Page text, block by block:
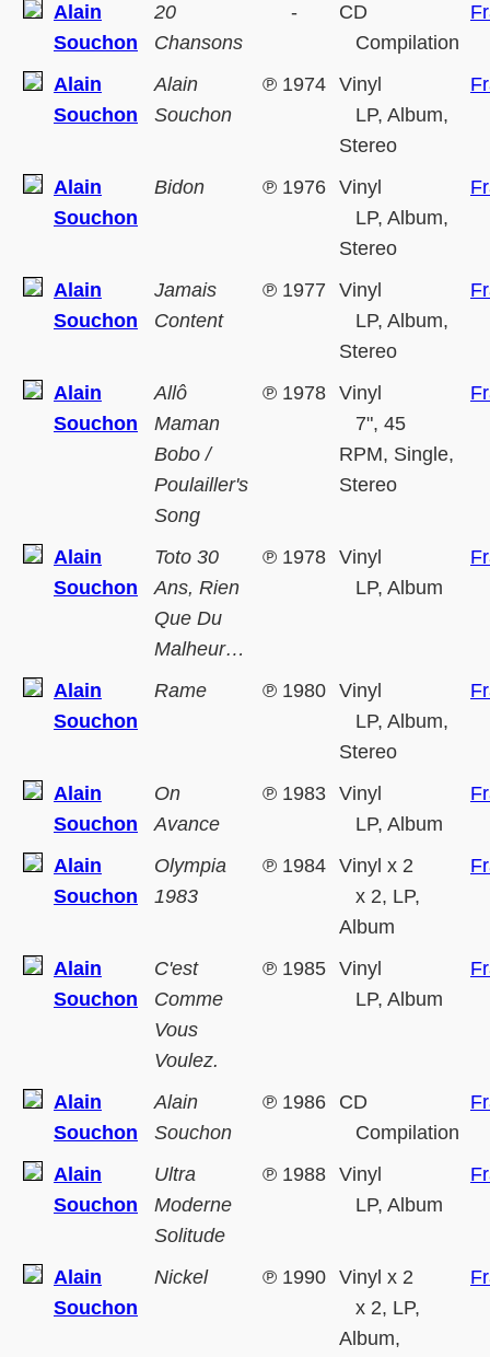
Alain
Souchon
20
Chansons
-
CD
Compilation
Alain
Souchon
Alain
Souchon
℗ 1974
Vinyl
LP, Album,
Stereo
Alain
Souchon
Bidon ℗ 1976
Vinyl
LP, Album,
Stereo
Alain
Souchon
Jamais
Content
℗ 1977
Vinyl
LP, Album,
Stereo
Alain
Souchon
Allô
Maman
Bobo /
Poulailler's
Song
℗ 1978
Vinyl
7", 45
RPM, Single,
Stereo
Alain
Souchon
Toto 30
Ans, Rien
Que Du
Malheur…
℗ 1978
Vinyl
LP, Album
Alain
Souchon
Rame ℗ 1980
Vinyl
LP, Album,
Stereo
Alain
Souchon
On
Avance
℗ 1983
Vinyl
LP, Album
Alain
Souchon
Olympia
1983
℗ 1984
Vinyl x 2
x 2, LP,
Album
Alain
Souchon
C'est
Comme
Vous
Voulez.
℗ 1985
Vinyl
LP, Album
Alain
Souchon
Alain
Souchon
℗ 1986
CD
Compilation
Alain
Souchon
Ultra
Moderne
Solitude
℗ 1988
Vinyl
LP, Album
Alain
Souchon
Nickel ℗ 1990
Vinyl x 2
x 2, LP,
Album,